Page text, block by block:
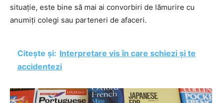
situație, este bine să mai ai convorbiri de lămurire cu
anumiți colegi sau parteneri de afaceri.
Citește și: Interpretare vis în care schiezi și te
accidentezi